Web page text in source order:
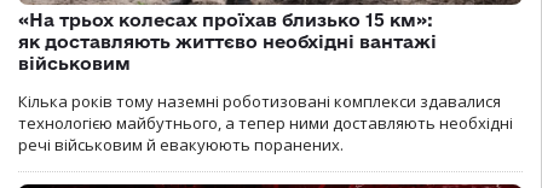
«На трьох колесах проїхав близько 15 км»:
як доставляють життєво необхідні вантажі
військовим
Кілька років тому наземні роботизовані комплекси здавалися
технологією майбутнього, а тепер ними доставляють необхідні
речі військовим й евакуюють поранених.